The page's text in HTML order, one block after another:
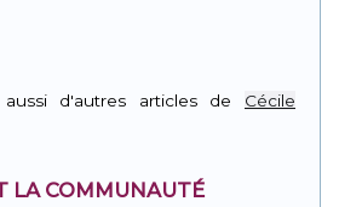
d'autres articles de Cécile
LA COMMUNAUTÉ